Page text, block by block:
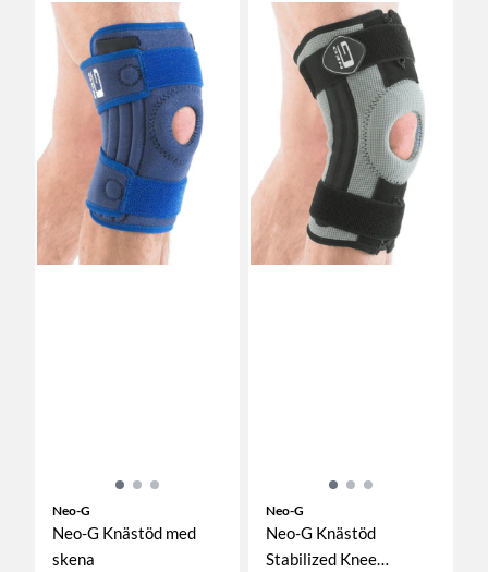
Neo-G
Neo-G Knästöd med
skena
Neo-G
Neo-G Knästöd
Stabilized Knee